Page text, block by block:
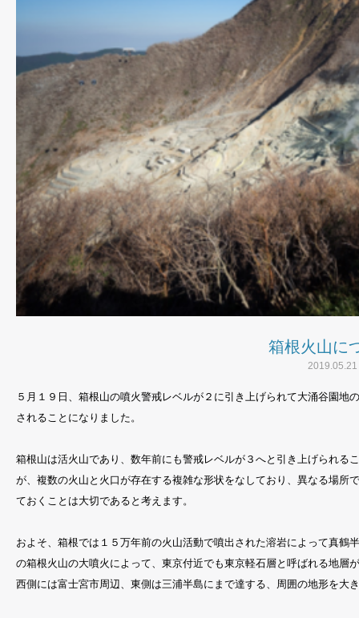
箱根火山に
2019.05.21
５月１９日、箱根山の噴火警戒レベルが２に引き上げられて大涌谷園
されることになりました。
箱根山は活火山であり、数年前にも警戒レベルが３へと引き上げられる
が、複数の火山と火口が存在する複雑な形状をなしており、異なる場所
ておくことは大切であると考えます。
およそ、箱根では１５万年前の火山活動で噴出された溶岩によって真鶴
の箱根火山の大噴火によって、東京付近でも東京軽石層と呼ばれる地層
西側には富士宮市周辺、東側は三浦半島にまで達する、周囲の地形を大